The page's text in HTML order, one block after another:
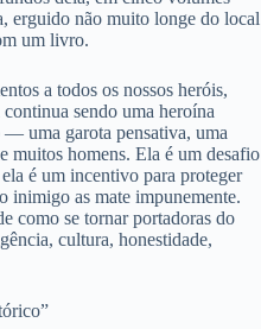
erguido não muito longe do local
um livro.
a todos os nossos heróis,
sendo uma heroína
uma garota pensativa, uma
muitos homens. Ela é um desafio
é um incentivo para proteger
inimigo as mate impunemente.
como se tornar portadoras do
cultura, honestidade,